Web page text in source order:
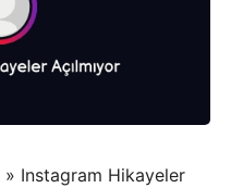
» Instagram Hikayeler